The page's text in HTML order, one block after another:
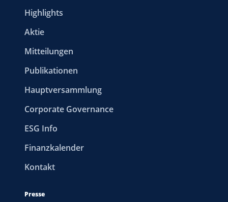
Highlights
Aktie
Mitteilungen
Publikationen
Hauptversammlung
Corporate Governance
ESG Info
Finanzkalender
Kontakt
Presse